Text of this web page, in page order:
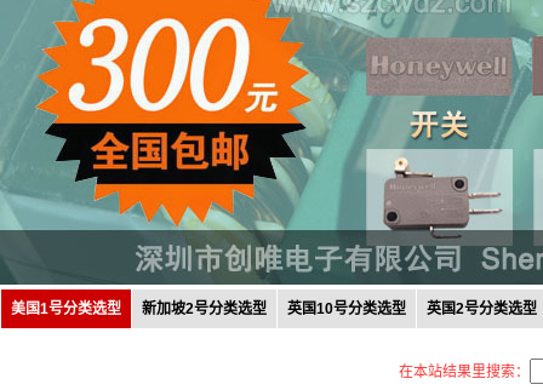
美国1号分类选型 新加坡2号分类选型 英国10号分类选型 英国2号分类选型
在本站结果里搜索：